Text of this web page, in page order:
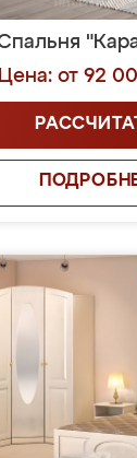
Цена: от 92